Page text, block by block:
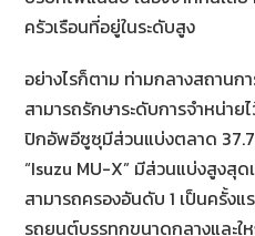
ครัวเรือนที่อยู่ในระดับสูง
อย่างไรก็ตาม ท่ามกลางสถาน
สามารถรักษาระดับการจำหน่าย
ปิกอัพอีซูซุมีส่วนแบ่งตลาด
“Isuzu MU-X” มีส่วนแบ่งสูงสุ
สามารถครองอันดับ 1 เป็นครั้ง
รถยนต์บรรทุกขนาดกลางและ